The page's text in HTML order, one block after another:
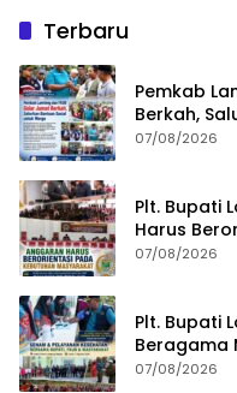
Terbaru
Pemkab
Berkah,
Warga
07/08/2026
Plt. Bupati
Harus
Masyarakat
07/08/2026
Plt. Bupati
Beragama
07/08/2026